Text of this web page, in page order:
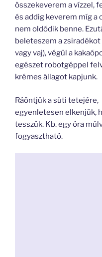
összekeverem a vízzel,
és addig keverem míg a
nem oldódik benne.
beleteszem a zsiradékot
vagy vaj), végül a
egészet robotgéppel
krémes állagot kapjunk.
Ráöntjük a süti tetejére,
egyenletesen elkenjük,
tesszük. Kb. egy óra
fogyasztható.